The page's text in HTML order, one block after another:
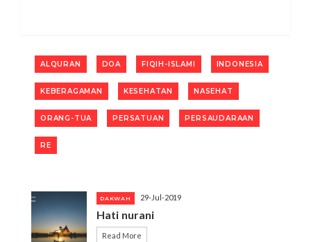
ALQURAN DOA FIQIH-ISLAMI INDONESIA
KEBERAGAMAN KESEHATAN NASEHAT
ORANG-TUA PERSATUAN PERSAUDARAAN
RE
DAKWAH 29-Jul-2019
Hati nurani
Read More